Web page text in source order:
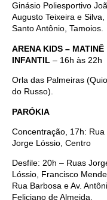
Ginásio Poliesportivo
Augusto Teixeira e Silva,
Santo Antônio, Tamoios.
ARENA KIDS – MATINÊ
INFANTIL – 16h às 22h
Orla das Palmeiras
do Russo).
PARÓKIA
Concentração, 17h: Rua
Jorge Lóssio, Centro
Desfile: 20h – Ruas
Lóssio, Francisco
Rua Barbosa e Av.
Feliciano de Almeida.